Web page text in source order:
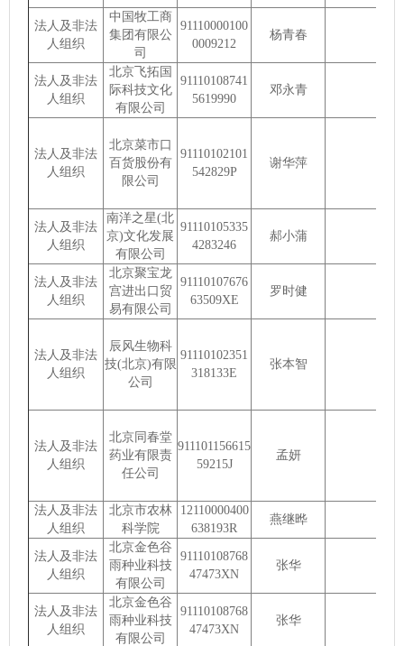
法人及非法
人组织
中国牧工商
集团有限公
司
91110000100
0009212
杨青春
法人及非法
人组织
北京飞拓国
际科技文化
有限公司
91110108741
5619990
邓永青
法人及非法
人组织
北京菜市口
百货股份有
限公司
91110102101
542829P
谢华萍
法人及非法
人组织
南洋之星(北
京)文化发展
有限公司
91110105335
4283246
郝小蒲
法人及非法
人组织
北京聚宝龙
宫进出口贸
易有限公司
91110107676
63509XE
罗时健
法人及非法
人组织
辰风生物科
技(北京)有限
公司
91110102351
318133E
张本智
法人及非法
人组织
北京同春堂
药业有限责
任公司
911101156615
59215J
孟妍
法人及非法
人组织
北京市农林
科学院
12110000400
638193R
燕继晔
法人及非法
人组织
北京金色谷
雨种业科技
有限公司
91110108768
47473XN
张华
法人及非法
人组织
北京金色谷
雨种业科技
有限公司
91110108768
47473XN
张华